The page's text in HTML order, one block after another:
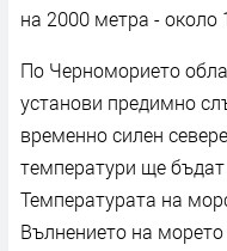
на 2000 метра - около
По Черноморието
установи предимно
временно силен
температури ще
Температурата на
Вълнението на